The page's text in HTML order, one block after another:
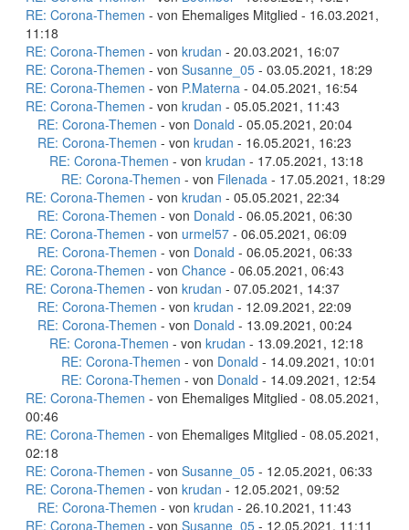
RE: Corona-Themen - von Ehemaliges Mitglied - 16.03.2021,
11:18
RE: Corona-Themen - von krudan - 20.03.2021, 16:07
RE: Corona-Themen - von Susanne_05 - 03.05.2021, 18:29
RE: Corona-Themen - von P.Materna - 04.05.2021, 16:54
RE: Corona-Themen - von krudan - 05.05.2021, 11:43
RE: Corona-Themen - von Donald - 05.05.2021, 20:04
RE: Corona-Themen - von krudan - 16.05.2021, 16:23
RE: Corona-Themen - von krudan - 17.05.2021, 13:18
RE: Corona-Themen - von Filenada - 17.05.2021, 18:29
RE: Corona-Themen - von krudan - 05.05.2021, 22:34
RE: Corona-Themen - von Donald - 06.05.2021, 06:30
RE: Corona-Themen - von urmel57 - 06.05.2021, 06:09
RE: Corona-Themen - von Donald - 06.05.2021, 06:33
RE: Corona-Themen - von Chance - 06.05.2021, 06:43
RE: Corona-Themen - von krudan - 07.05.2021, 14:37
RE: Corona-Themen - von krudan - 12.09.2021, 22:09
RE: Corona-Themen - von Donald - 13.09.2021, 00:24
RE: Corona-Themen - von krudan - 13.09.2021, 12:18
RE: Corona-Themen - von Donald - 14.09.2021, 10:01
RE: Corona-Themen - von Donald - 14.09.2021, 12:54
RE: Corona-Themen - von Ehemaliges Mitglied - 08.05.2021,
00:46
RE: Corona-Themen - von Ehemaliges Mitglied - 08.05.2021,
02:18
RE: Corona-Themen - von Susanne_05 - 12.05.2021, 06:33
RE: Corona-Themen - von krudan - 12.05.2021, 09:52
RE: Corona-Themen - von krudan - 26.10.2021, 11:43
RE: Corona-Themen - von Susanne_05 - 12.05.2021, 11:11